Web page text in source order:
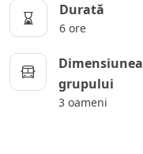
Durată
6 ore
Dimensiunea
grupului
3 oameni